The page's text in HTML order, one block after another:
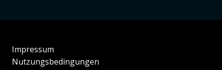
Impressum
Nutzungsbedingungen